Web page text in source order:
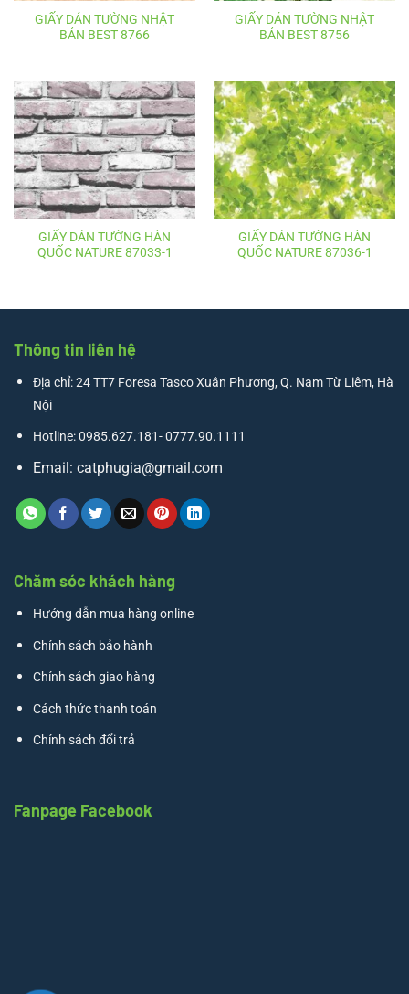
GIẤY DÁN TƯỜNG NHẬT
BẢN BEST 8766
GIẤY DÁN TƯỜNG NHẬT
BẢN BEST 8756
GIẤY DÁN TƯỜNG HÀN
QUỐC NATURE 87033-1
GIẤY DÁN TƯỜNG HÀN
QUỐC NATURE 87036-1
Thông tin liên hệ
Địa chỉ: 24 TT7 Foresa Tasco Xuân Phương, Q. Nam Từ Liêm, Hà
Nội
Hotline: 0985.627.181- 0777.90.1111
Email: catphugia@gmail.com
Chăm sóc khách hàng
Hướng dẫn mua hàng online
Chính sách bảo hành
Chính sách giao hàng
Cách thức thanh toán
Chính sách đổi trả
Fanpage Facebook